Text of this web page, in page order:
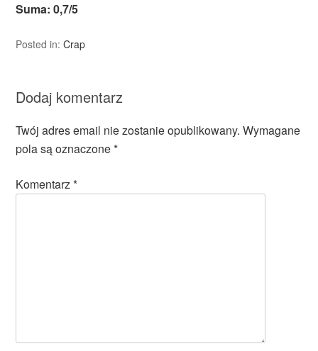
Suma: 0,7/5
Posted in:Crap
Dodaj komentarz
Twój adres email nie zostanie opublikowany. Wymagane
pola są oznaczone*
Komentarz*